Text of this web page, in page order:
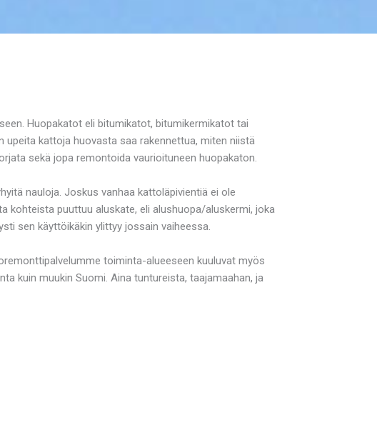
Huopakatot eli bitumikatot, bitumikermikatot tai
kattoja huovasta saa rakennettua, miten niistä
sekä jopa remontoida vaurioituneen huopakaton.
nauloja. Joskus vanhaa kattoläpivientiä ei ole
kohteista puuttuu aluskate, eli alushuopa/aluskermi, joka
sen käyttöikäkin ylittyy jossain vaiheessa.
toiminta-alueeseen kuuluvat myös
kuin muukin Suomi. Aina tuntureista, taajamaahan, ja